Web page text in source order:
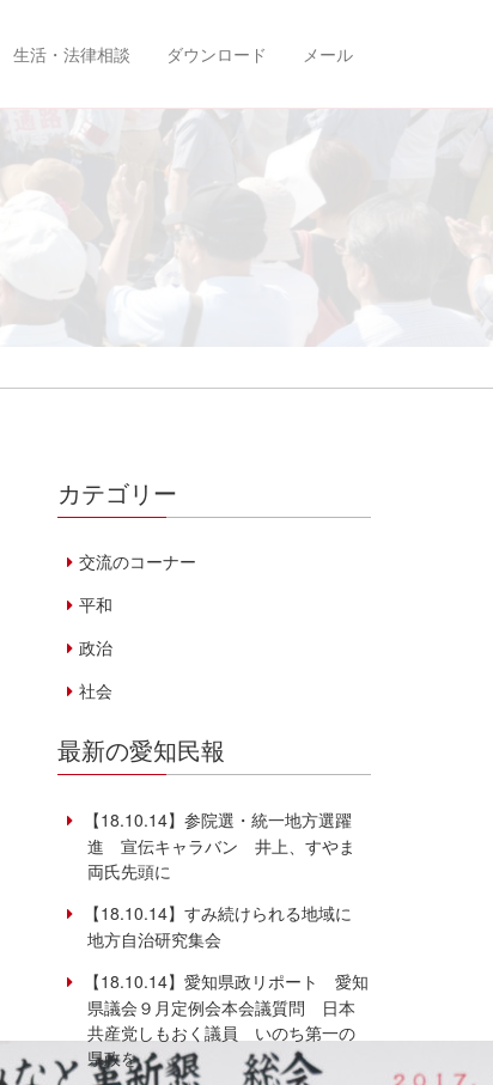
生活・法律相談 ダウンロード メール
カテゴリー
交流のコーナー
平和
政治
社会
最新の愛知民報
【18.10.14】参院選・統一地方選躍
進 宣伝キャラバン 井上、すやま
両氏先頭に
【18.10.14】すみ続けられる地域に
地方自治研究集会
【18.10.14】愛知県政リポート 愛知
県議会９月定例会本会議質問 日本
共産党しもおく議員 いのち第一の
県政を